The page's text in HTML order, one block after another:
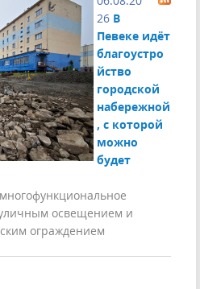
26 В
Певеке идёт
благоустро
йство
городской
набережной
, с которой
можно
будет
освещением и
ограждением